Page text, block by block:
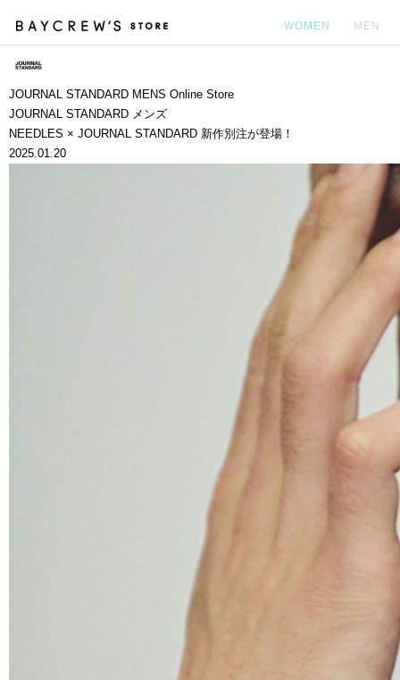
WOMEN MEN
JOURNAL STANDARD MENS Online Store
JOURNAL STANDARD メンズ
NEEDLES × JOURNAL STANDARD 新作別注が登場！
2025.01.20